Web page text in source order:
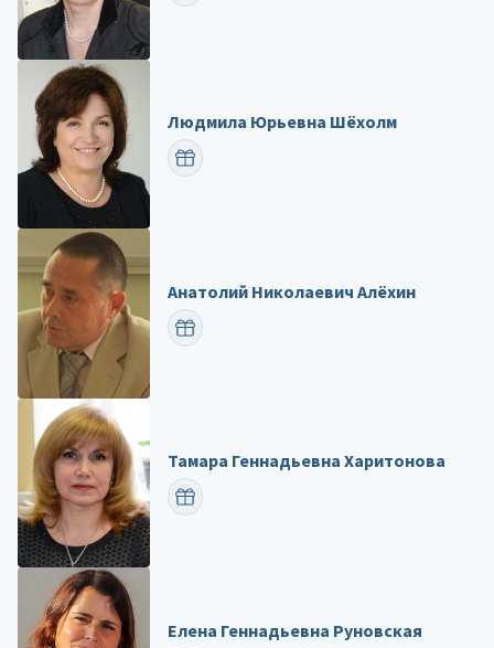
Людмила Юрьевна Шёхолм
ПОЗДРАВИТЬ
Анатолий Николаевич Алёхин
ПОЗДРАВИТЬ
Тамара Геннадьевна Харитонова
ПОЗДРАВИТЬ
Елена Геннадьевна Руновская